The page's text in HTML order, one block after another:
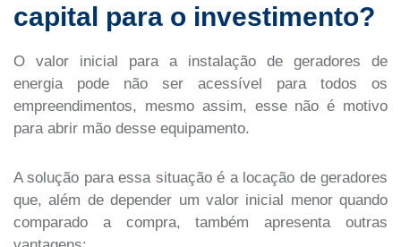
capital para o investimento?
O valor inicial para a instalação de geradores de
energia pode não ser acessível para todos os
empreendimentos, mesmo assim, esse não é motivo
para abrir mão desse equipamento.
A solução para essa situação é a locação de geradores
que, além de depender um valor inicial menor quando
comparado a compra, também apresenta outras